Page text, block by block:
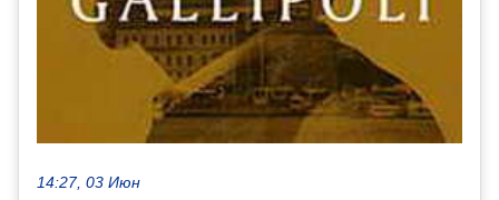
14:27, 03 Июн